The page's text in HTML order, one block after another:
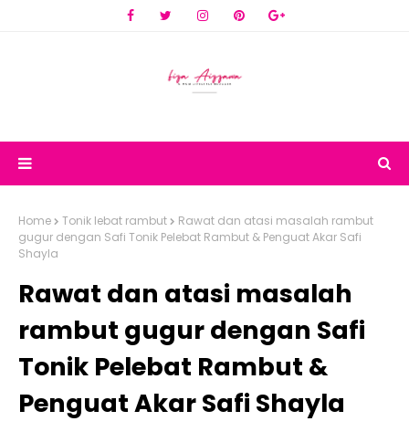
Home Tonik lebat rambut
Rawat dan atasi masalah rambut
gugur dengan Safi Tonik Pelebat Rambut & Penguat Akar Safi
Shayla
Rawat dan atasi masalah
rambut gugur dengan Safi
Tonik Pelebat Rambut &
Penguat Akar Safi Shayla